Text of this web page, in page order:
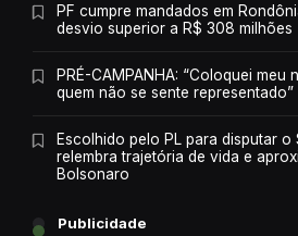
PF cumpre mandados em
desvio superior a R$ 308 milhões
PRÉ-CAMPANHA: “Coloquei meu
quem não se sente
Escolhido pelo PL para disputar o
relembra trajetória de vida e
Bolsonaro
Publicidade